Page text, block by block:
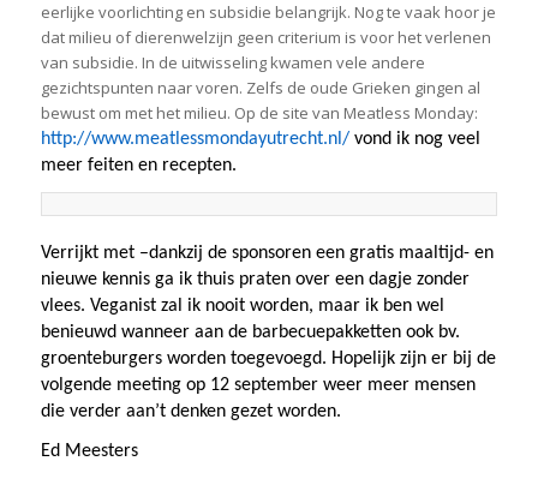
eerlijke voorlichting en subsidie belangrijk. Nog te vaak hoor je
dat milieu of dierenwelzijn geen criterium is voor het verlenen
van subsidie. In de uitwisseling kwamen vele andere
gezichtspunten naar voren. Zelfs de oude Grieken gingen al
bewust om met het milieu. Op de site van Meatless Monday:
http://www.meatlessmondayutrecht.nl/vond ik nog veel
meer feiten en recepten.
Verrijkt met –dankzij de sponsoren een gratis maaltijd- en
nieuwe kennis ga ik thuis praten over een dagje zonder
vlees. Veganist zal ik nooit worden, maar ik ben wel
benieuwd wanneer aan de barbecuepakketten ook bv.
groenteburgers worden toegevoegd. Hopelijk zijn er bij de
volgende meeting op 12 september weer meer mensen
die verder aan’t denken gezet worden.
Ed Meesters